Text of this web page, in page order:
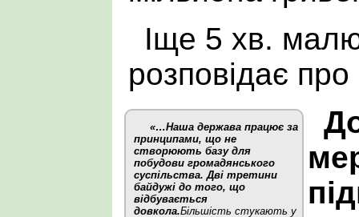
Іще 5 хв.
розповідає
«…Наша держава працює за
принципами, що не
створюють базу для
побудови громадянського
суспільства. Дві третини
байдужі до того, що
відбувається
довкола.Більшість стукають у